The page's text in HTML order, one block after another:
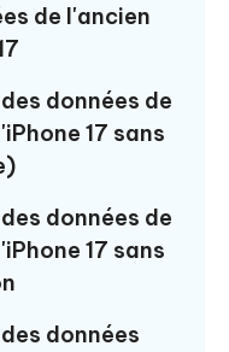
de l'ancien
données de
17 sans
données de
17 sans
données